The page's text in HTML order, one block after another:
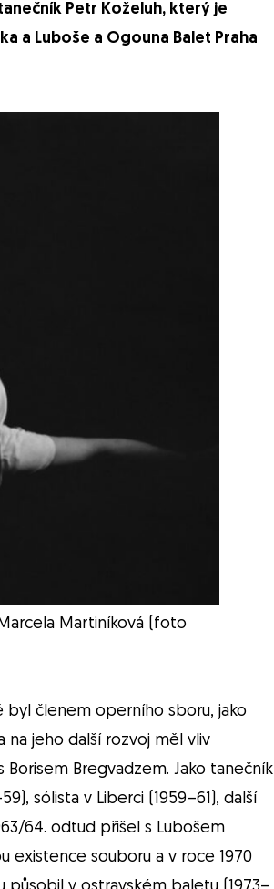
Petr Koželuh, který je
a Luboše a Ogouna Balet Praha
Martiníková (foto
byl členem operního sboru, jako
na jeho další rozvoj měl vliv
Bregvadzem. Jako tanečník
sólista v Liberci (1959–61), další
64. odtud přišel s Lubošem
existence souboru a v roce 1970